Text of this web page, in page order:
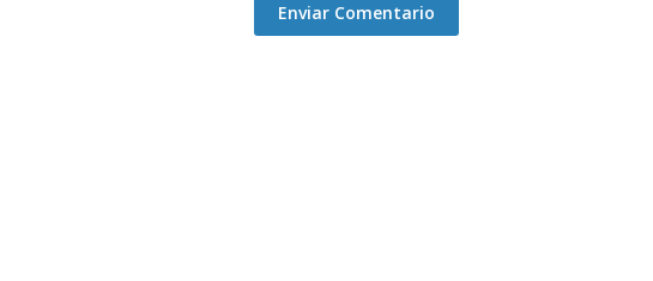
Enviar Comentario